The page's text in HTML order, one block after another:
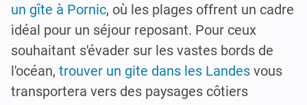
un gîte à Pornic, où les plages offrent un cadre
idéal pour un séjour reposant. Pour ceux
souhaitant s'évader sur les vastes bords de
l'océan, trouver un gite dans les Landes vous
transportera vers des paysages côtiers